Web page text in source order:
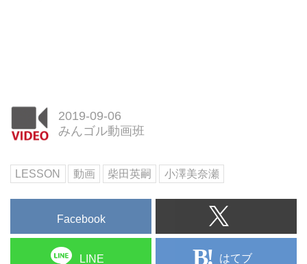
2019-09-06
みんゴル動画班
LESSON 動画 柴田英嗣 小澤美奈瀬
Facebook
LINE はてブ